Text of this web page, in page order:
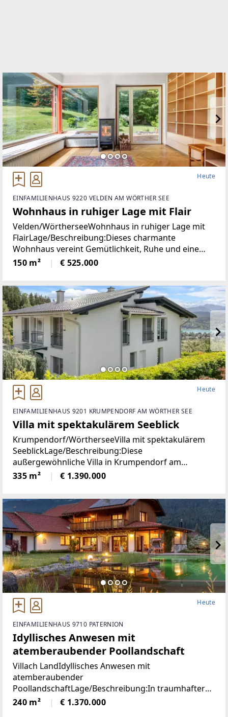
Heute
EINFAMILIENHAUS 9220 VELDEN AM WÖRTHER SEE
Wohnhaus in ruhiger Lage mit Flair
Velden/WörtherseeWohnhaus in ruhiger Lage mit
FlairLage/Beschreibung:Dieses charmante
Wohnhaus vereint Gemütlichkeit, Ruhe und eine
hohe Lebensqualität in unmittelbarer Nähe zum
Zentrum von Velden. Eingebettet in eine
150 m² € 525.000
Heute
EINFAMILIENHAUS 9201 KRUMPENDORF AM WÖRTHER SEE
Villa mit spektakulärem Seeblick
Krumpendorf/WörtherseeVilla mit spektakulärem
SeeblickLage/Beschreibung:Diese
außergewöhnliche Villa in Krumpendorf am
Wörthersee vereint großzügiges Wohnen, exklusive
Ausstattung und eine unvergleichliche Aussicht in
335 m² € 1.390.000
Heute
EINFAMILIENHAUS 9710 PATERNION
Idyllisches Anwesen mit
atemberaubender Poollandschaft
Villach LandIdyllisches Anwesen mit
atemberaubender
PoollandschaftLage/Beschreibung:In traumhafter
Lage von Feffernitz präsentiert sich dieses
außergewöhnliche Anwesen als wahres Refugium
240 m² € 1.370.000